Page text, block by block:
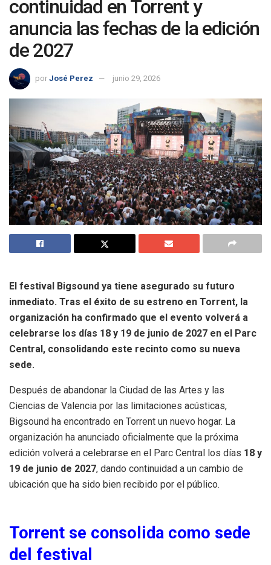
continuidad en Torrent y
anuncia las fechas de la edición
de 2027
por José Perez junio 29, 2026
El festival Bigsound ya tiene asegurado su futuro
inmediato. Tras el éxito de su estreno en Torrent, la
organización ha confirmado que el evento volverá a
celebrarse los días 18 y 19 de junio de 2027 en el Parc
Central, consolidando este recinto como su nueva
sede.
Después de abandonar la Ciudad de las Artes y las
Ciencias de Valencia por las limitaciones acústicas,
Bigsound ha encontrado en Torrent un nuevo hogar. La
organización ha anunciado oficialmente que la próxima
edición volverá a celebrarse en el Parc Central los días 18 y
19 de junio de 2027, dando continuidad a un cambio de
ubicación que ha sido bien recibido por el público.
Torrent se consolida como sede
del festival